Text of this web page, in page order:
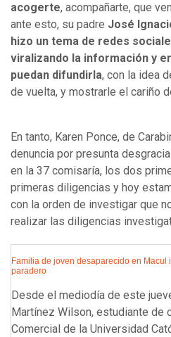
acogerte, acompañarte, que
ante esto, su padre José
hizo un tema de redes
viralizando la información y
puedan difundirla, con la idea
de vuelta, y mostrarle el cariño
En tanto, Karen Ponce, de
denuncia por presunta
en la 37 comisaría, los dos
primeras diligencias y hoy
con la orden de investigar que
realizar las diligencias
Familia de joven desaparecido en Macul
paradero
Desde el mediodía de este
Martínez Wilson, estudiante de
Comercial de la Universidad